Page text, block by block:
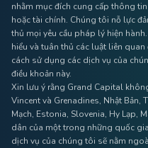
nhằm mục đích cung cấp thông
hoặc tài chính. Chúng tôi nỗ lực
thủ mọi yêu cầu pháp lý hiện
hiểu và tuân thủ các luật liên
cách sử dụng các dịch vụ của
điều khoản này.
Xin lưu ý rằng Grand Capital
Vincent và Grenadines, Nhật Bản,
Mạch, Estonia, Slovenia, Hy Lạp,
dân của một trong những quốc
dịch vụ của chúng tôi sẽ nằm